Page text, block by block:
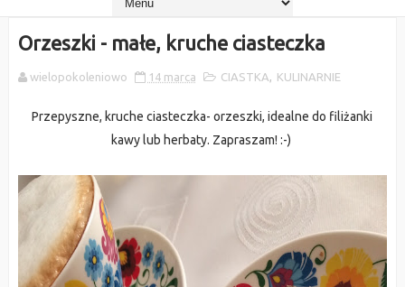
Orzeszki - małe, kruche ciasteczka
wielopokoleniowo 14 marca CIASTKA, KULINARNIE
Przepyszne, kruche ciasteczka- orzeszki, idealne do filiżanki
kawy lub herbaty. Zapraszam! :-)